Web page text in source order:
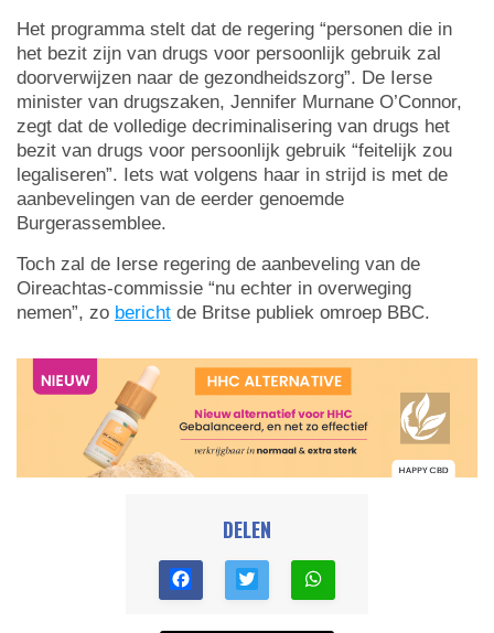
Het programma stelt dat de regering “personen die in
het bezit zijn van drugs voor persoonlijk gebruik zal
doorverwijzen naar de gezondheidszorg”. De Ierse
minister van drugszaken, Jennifer Murnane O’Connor,
zegt dat de volledige decriminalisering van drugs het
bezit van drugs voor persoonlijk gebruik “feitelijk zou
legaliseren”. Iets wat volgens haar in strijd is met de
aanbevelingen van de eerder genoemde
Burgerassemblee.
Toch zal de Ierse regering de aanbeveling van de
Oireachtas-commissie “nu echter in overweging
nemen”, zo bericht de Britse publiek omroep BBC.
DELEN